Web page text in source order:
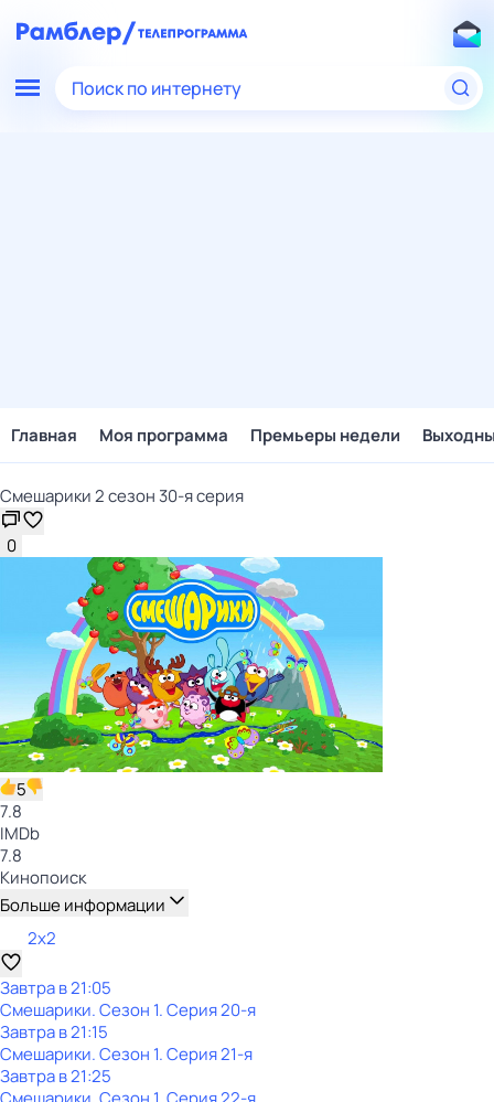
Поиск по интернету
Главная Моя программа Премьеры недели
Смешарики 2 сезон 30-я серия
0
5
7.8
IMDb
7.8
Кинопоиск
Больше информации
2x2
Завтра в 21:05
Смешарики. Сезон 1. Серия 20-я
Завтра в 21:15
Смешарики. Сезон 1. Серия 21-я
Завтра в 21:25